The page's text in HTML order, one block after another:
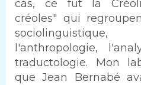
cas, ce fut la
créoles" qui
sociolinguistique,
l'anthropologie,
traductologie. Mon
que Jean Bernabé